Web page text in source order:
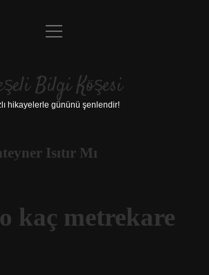
Anasayfa
Yasal Uyarı
menüyü
Bilgi Köşesi
hikayelerle gününü şenlendir!
Isıtır Mı
kaç metrekare